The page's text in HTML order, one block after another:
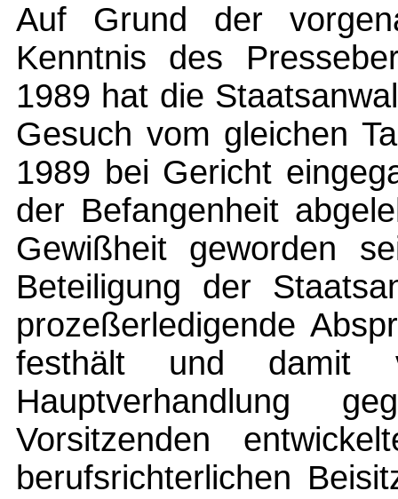
Auf Grund der
Kenntnis des
1989 hat die
Gesuch vom gleichen
1989 bei Gericht
der Befangenheit
Gewißheit geworden
Beteiligung der
prozeßerledigende
festhält und damit
Hauptverhandlung
Vorsitzenden
berufsrichterlichen